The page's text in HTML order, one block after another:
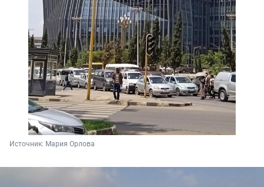
Источник: Мария Орлова